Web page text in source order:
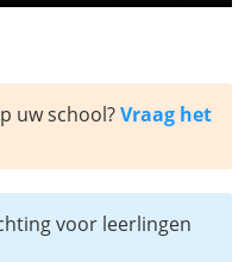
uw school? Vraag het